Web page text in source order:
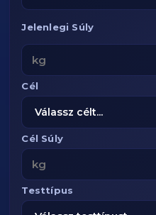
Jelenlegi Súly
Cél
Cél Súly
Testtípus